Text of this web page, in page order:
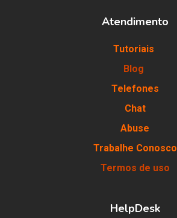
Atendimento
Tutoriais
Blog
Telefones
Chat
Abuse
Trabalhe Conosco
Termos de uso
HelpDesk